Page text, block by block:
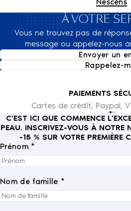
Nescens
À VOTRE
Vous ne trouvez pas de
message ou appelez-nous
Envoyer un
Rappelez-
PAIEMENTS
Cartes de crédit, Paypal,
C’EST ICI QUE COMMENCE
PEAU. INSCRIVEZ-VOUS À NOTRE
-15 % SUR VOTRE PREMIÈRE
Prénom *
Nom de famille *